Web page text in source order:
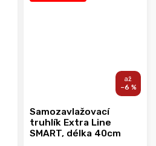
–6 %
Samozavlažovací
truhlík Extra Line
SMART, délka 40cm